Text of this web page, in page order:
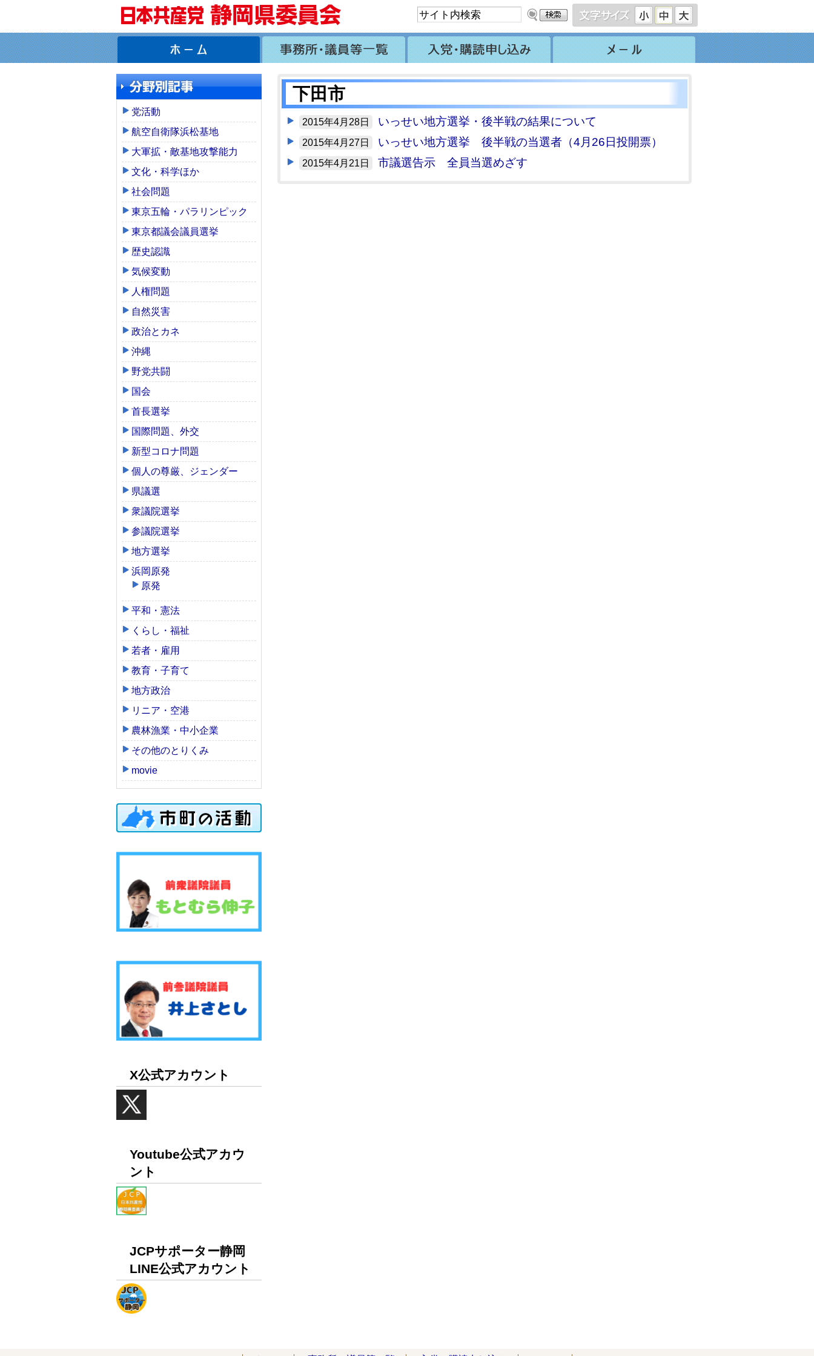
下田市
2015年4月28日 いっせい地方選挙・後半戦の結果について
2015年4月27日 いっせい地方選挙 後半戦の当選者（4月26日投開票）
2015年4月21日 市議選告示 全員当選めざす
党活動
航空自衛隊浜松基地
大軍拡・敵基地攻撃能力
文化・科学ほか
社会問題
東京五輪・パラリンピック
東京都議会議員選挙
歴史認識
気候変動
人権問題
自然災害
政治とカネ
沖縄
野党共闘
国会
首長選挙
国際問題、外交
新型コロナ問題
個人の尊厳、ジェンダー
県議選
衆議院選挙
参議院選挙
地方選挙
浜岡原発
原発
平和・憲法
くらし・福祉
若者・雇用
教育・子育て
地方政治
リニア・空港
農林漁業・中小企業
その他のとりくみ
movie
X公式アカウント
Youtube公式アカウ
ント
JCPサポーター静岡
LINE公式アカウント